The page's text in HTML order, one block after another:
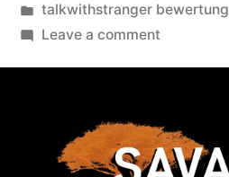
talkwithstranger bewertung
Leave a comment